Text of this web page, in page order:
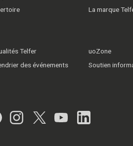
La marque
Telfer
des événements
uoZone
Soutien
Facebook
Instagram
Twitter
YouTubeLinkedIn